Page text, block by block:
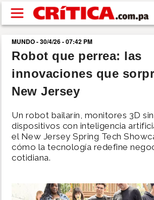
Pasar al contenido principal
buscar
SUCESOS
POLÍTICA
SHOW
DEPORTES
MUNDO - 30/4/26 - 07:42 PM
Robot que perrea: las
innovaciones que
New Jersey
Un robot bailarín, monitores 3D
dispositivos con inteligencia
el New Jersey Spring Tech
cómo la tecnología redefine
cotidiana.